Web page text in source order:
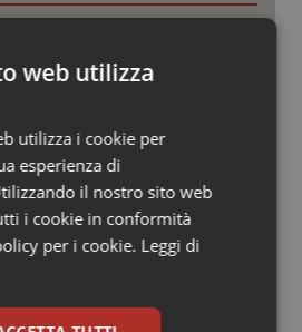
più alto degli ultimi cinque
Unità di crisi sanitaria al lavoro,
accelera su 118, liste d’attesa
sanitaria: il farmaco più
web utilizza
utilizza i cookie per
esperienza di
il nostro sito web
i cookie in conformità
per i cookie. Leggi di